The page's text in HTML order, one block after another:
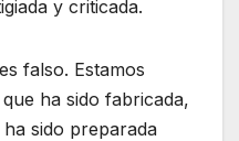
y criticada.
falso. Estamos
ha sido fabricada,
sido preparada